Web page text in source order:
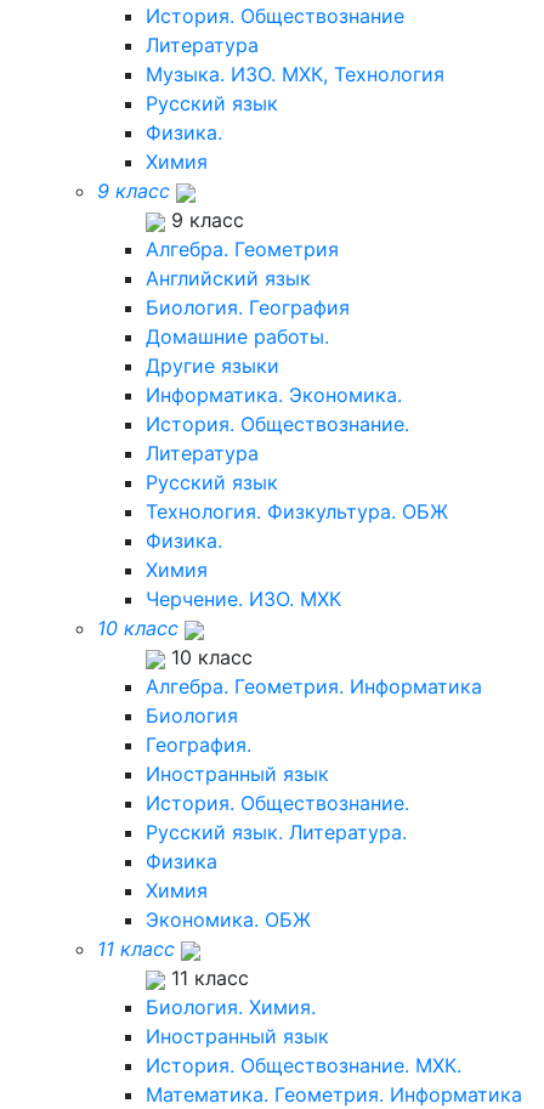
История. Обществознание
Литература
Музыка. ИЗО. МХК, Технология
Русский язык
Физика.
Химия
9 класс
9 класс
Алгебра. Геометрия
Английский язык
Биология. География
Домашние работы.
Другие языки
Информатика. Экономика.
История. Обществознание.
Литература
Русский язык
Технология. Физкультура. ОБЖ
Физика.
Химия
Черчение. ИЗО. МХК
10 класс
10 класс
Алгебра. Геометрия. Информатика
Биология
География.
Иностранный язык
История. Обществознание.
Русский язык. Литература.
Физика
Химия
Экономика. ОБЖ
11 класс
11 класс
Биология. Химия.
Иностранный язык
История. Обществознание. МХК.
Математика. Геометрия. Информатика